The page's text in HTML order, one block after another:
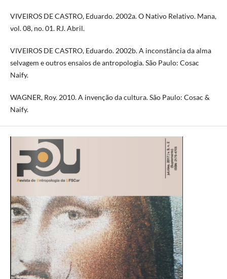
VIVEIROS DE CASTRO, Eduardo. 2002a. O Nativo Relativo. Mana,
vol. 08, no. 01. RJ. Abril.
VIVEIROS DE CASTRO, Eduardo. 2002b. A inconstância da alma
selvagem e outros ensaios de antropologia. São Paulo: Cosac
Naify.
WAGNER, Roy. 2010. A invenção da cultura. São Paulo: Cosac &
Naify.